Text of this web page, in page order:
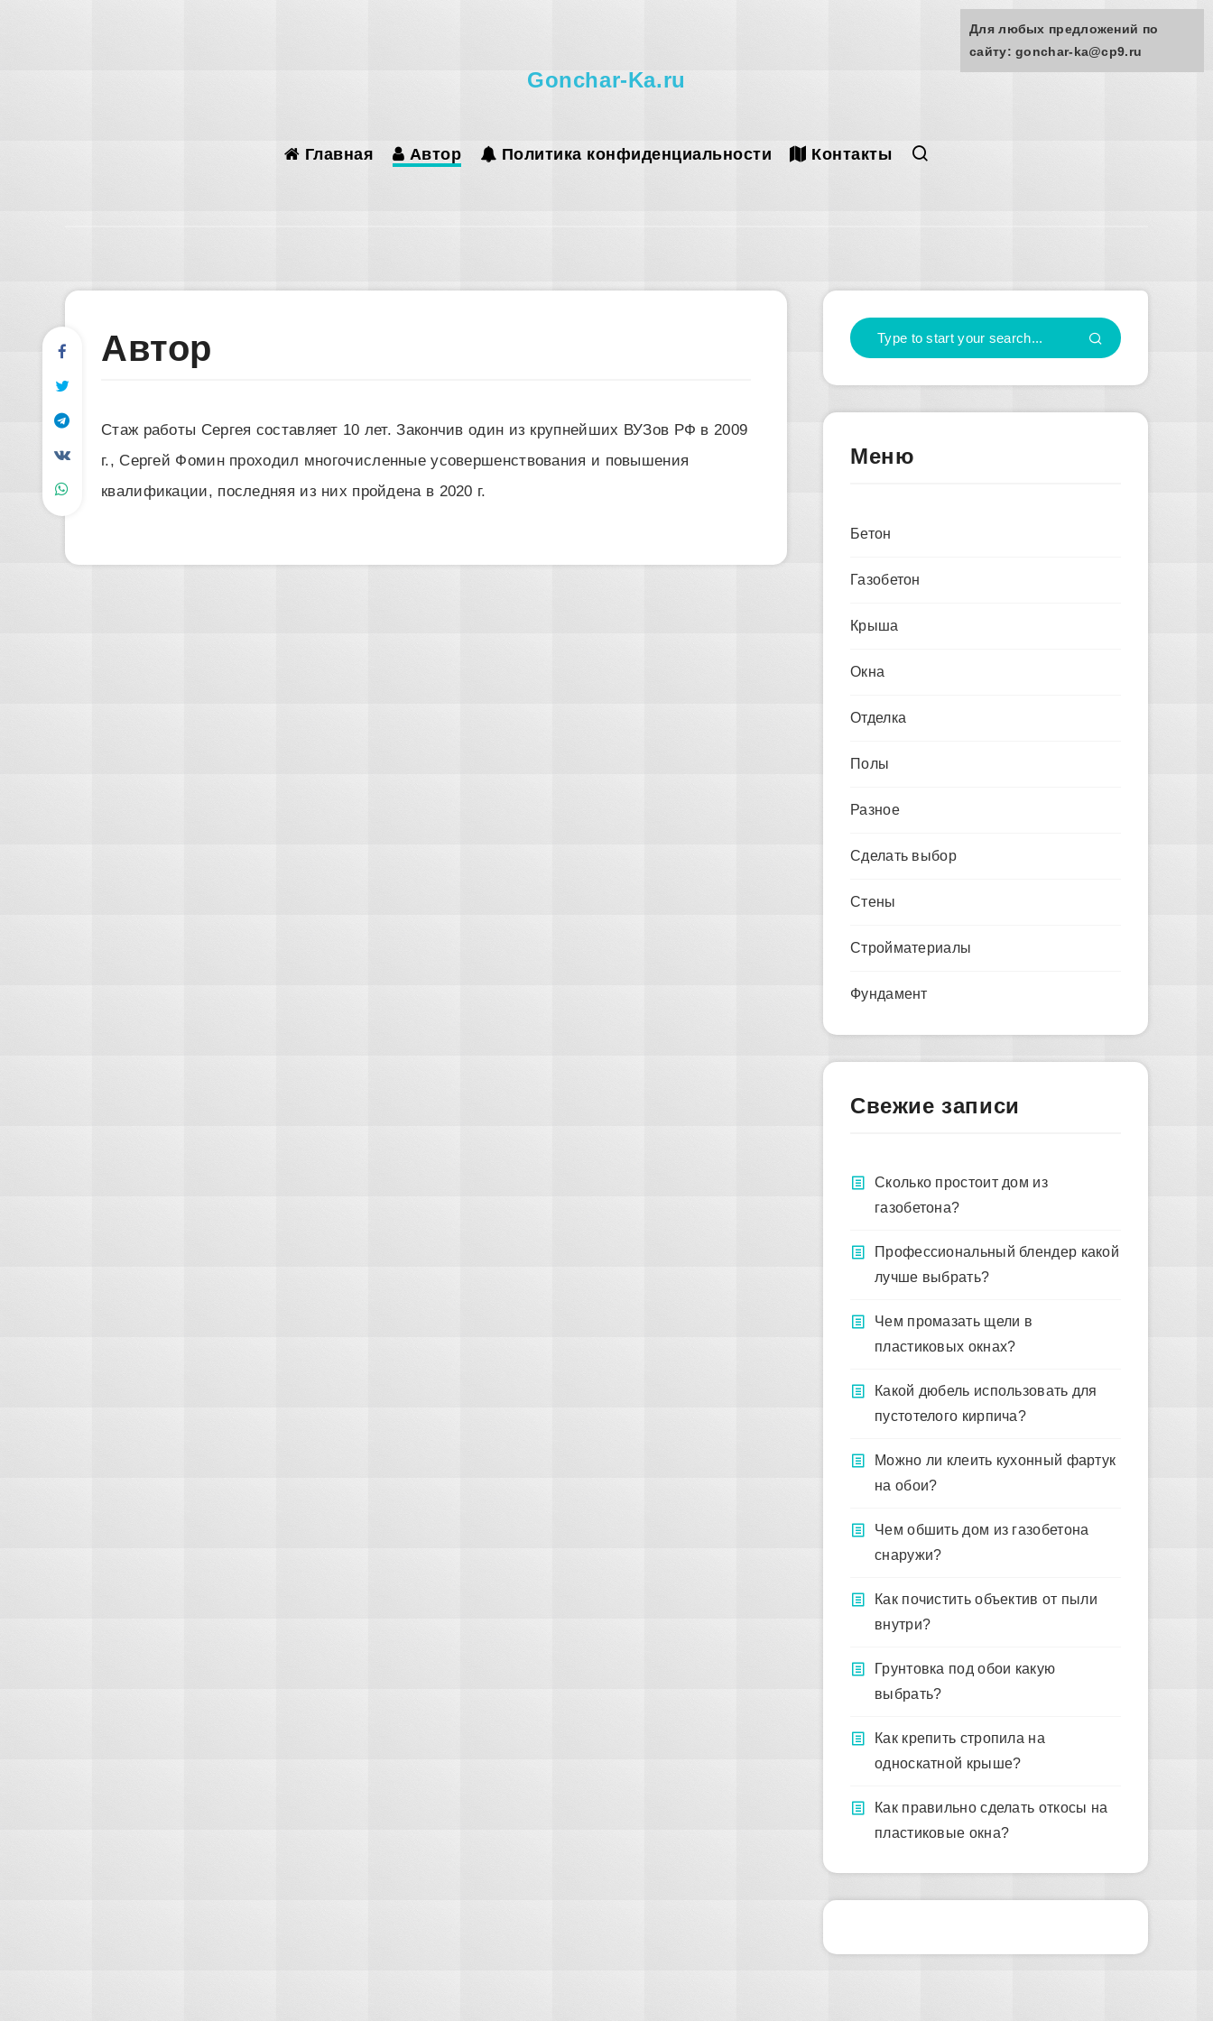
Gonchar-Ka.ru
Главная Автор Политика конфиденциальности Контакты
Автор
Стаж работы Сергея составляет 10 лет. Закончив один из крупнейших ВУЗов РФ в 2009
г., Сергей Фомин проходил многочисленные усовершенствования и повышения
квалификации, последняя из них пройдена в 2020 г.
Меню
Бетон
Газобетон
Крыша
Окна
Отделка
Полы
Разное
Сделать выбор
Стены
Стройматериалы
Фундамент
Свежие записи
Сколько простоит дом из
газобетона?
Профессиональный блендер какой
лучше выбрать?
Чем промазать щели в
пластиковых окнах?
Какой дюбель использовать для
пустотелого кирпича?
Можно ли клеить кухонный фартук
на обои?
Чем обшить дом из газобетона
снаружи?
Как почистить объектив от пыли
внутри?
Грунтовка под обои какую
выбрать?
Как крепить стропила на
односкатной крыше?
Как правильно сделать откосы на
пластиковые окна?
Для любых предложений по
сайту: gonchar-ka@cp9.ru